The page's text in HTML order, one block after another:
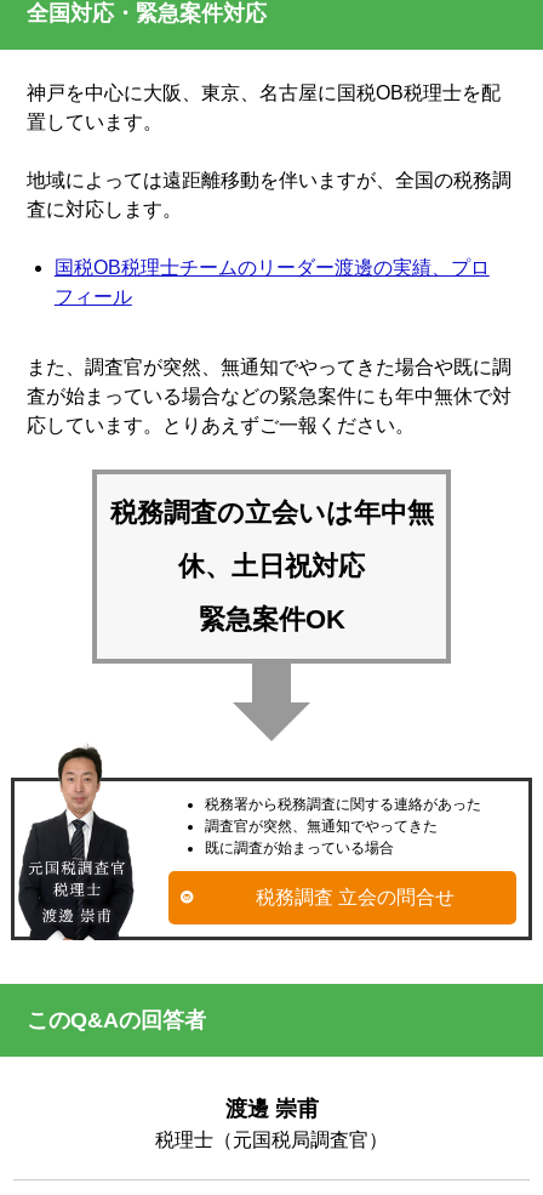
全国対応・緊急案件対応
神戸を中心に大阪、東京、名古屋に国税OB税理士を配
置しています。
地域によっては遠距離移動を伴いますが、全国の税務調
査に対応します。
国税OB税理士チームのリーダー渡邊の実績、プロ
フィール
また、調査官が突然、無通知でやってきた場合や既に調
査が始まっている場合などの緊急案件にも年中無休で対
応しています。とりあえずご一報ください。
税務調査の立会いは年中無
休、土日祝対応
緊急案件OK
税務署から税務調査に関する連絡があった
調査官が突然、無通知でやってきた
既に調査が始まっている場合
税務調査 立会の問合せ
このQ&Aの回答者
渡邊 崇甫
税理士（元国税局調査官）